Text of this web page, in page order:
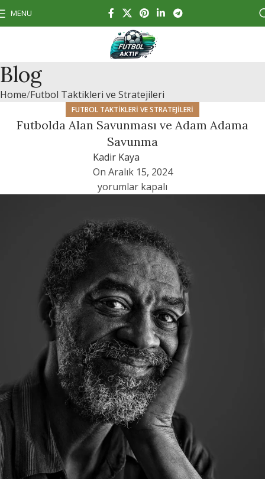
MENU
Blog
Home Futbol Taktikleri ve Stratejileri
FUTBOL TAKTIKLERI VE STRATEJILERI
Futbolda Alan Savunması ve Adam Adama
Savunma
Kadir Kaya
On Aralık 15, 2024
yorumlar kapalı